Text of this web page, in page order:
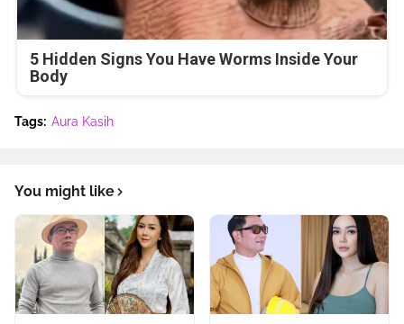
5 Hidden Signs You Have Worms Inside Your
Body
Tags: Aura Kasih
You might like